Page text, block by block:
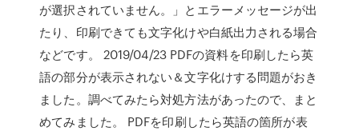
が選択されていません。」とエラーメッセージが出
たり、印刷できても文字化けや白紙出力される場合
などです。 2019/04/23 PDFの資料を印刷したら英
語の部分が表示されない＆文字化けする問題がおき
ました。調べてみたら対処方法があったので、まと
めてみました。 PDFを印刷したら英語の箇所が表